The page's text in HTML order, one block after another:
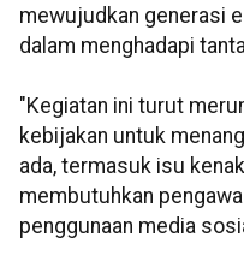
mewujudkan generasi
dalam menghadapi
"Kegiatan ini turut
kebijakan untuk
ada, termasuk isu
membutuhkan
penggunaan media